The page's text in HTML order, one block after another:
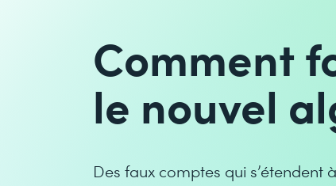
Comment
le nouvel
Des faux comptes qui s’étendent